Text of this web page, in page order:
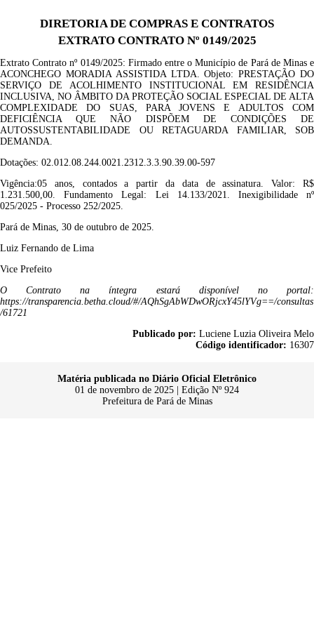
DIRETORIA DE COMPRAS E CONTRATOS
EXTRATO CONTRATO Nº 0149/2025
Extrato Contrato nº 0149/2025: Firmado entre o Município de Pará de Minas e
ACONCHEGO MORADIA ASSISTIDA LTDA. Objeto: PRESTAÇÃO DO
SERVIÇO DE ACOLHIMENTO INSTITUCIONAL EM RESIDÊNCIA
INCLUSIVA, NO ÂMBITO DA PROTEÇÃO SOCIAL ESPECIAL DE ALTA
COMPLEXIDADE DO SUAS, PARA JOVENS E ADULTOS COM
DEFICIÊNCIA QUE NÃO DISPÕEM DE CONDIÇÕES DE
AUTOSSUSTENTABILIDADE OU RETAGUARDA FAMILIAR, SOB
DEMANDA.
Dotações: 02.012.08.244.0021.2312.3.3.90.39.00-597
Vigência:05 anos, contados a partir da data de assinatura.
Valor: R$
1.231.500,00. Fundamento Legal: Lei 14.133/2021. Inexigibilidade nº
025/2025 - Processo 252/2025.
Pará de Minas, 30 de outubro de 2025.
Luiz Fernando de Lima
Vice Prefeito
O Contrato na íntegra estará disponível no portal:
https://transparencia.betha.cloud/#/AQhSgAbWDwORjcxY45lYVg==/consultas
/61721
Publicado por: Luciene Luzia Oliveira Melo
Código identificador: 16307
Matéria publicada no Diário Oficial Eletrônico
01 de novembro de 2025 | Edição Nº 924
Prefeitura de Pará de Minas